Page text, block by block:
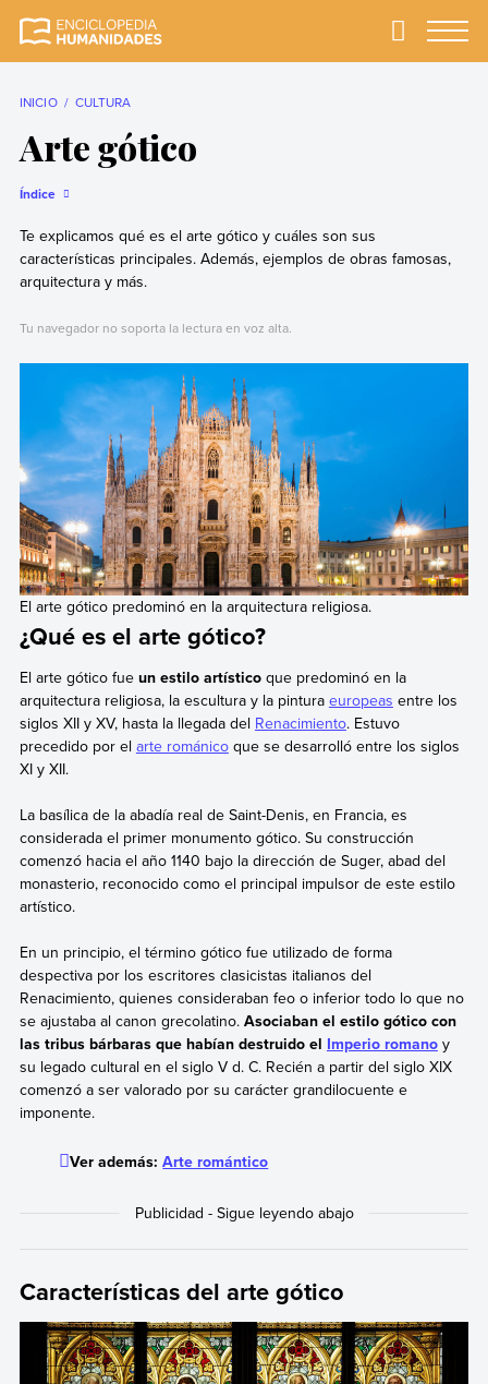
completa y más
Primary
INICIO CULTURA
Arte gótico
Índice
Te explicamos qué es el arte gótico y cuáles son sus
características principales. Además, ejemplos de obras famosas,
arquitectura y más.
Tu navegador no soporta la lectura en voz alta.
El arte gótico predominó en la arquitectura religiosa.
¿Qué es el arte gótico?
El arte gótico fue un estilo artísticoque predominó en la
arquitectura religiosa, la escultura y la pintura europeas entre los
siglos XII y XV, hasta la llegada del Renacimiento. Estuvo
precedido por el arte románicoque se desarrolló entre los siglos
XI y XII.
La basílica de la abadía real de Saint-Denis, en Francia, es
considerada el primer monumento gótico. Su construcción
comenzó hacia el año 1140 bajo la dirección de Suger, abad del
monasterio, reconocido como el principal impulsor de este estilo
artístico.
En un principio, el término gótico fue utilizado de forma
despectiva por los escritores clasicistas italianos del
Renacimiento, quienes consideraban feo o inferior todo lo que no
se ajustaba al canon grecolatino. Asociaban el estilo gótico con
las tribus bárbaras que habían destruido el Imperio romanoy
su legado cultural en el siglo V d. C. Recién a partir del siglo XIX
comenzó a ser valorado por su carácter grandilocuente e
imponente.
Ver además:Arte romántico
Características del arte gótico